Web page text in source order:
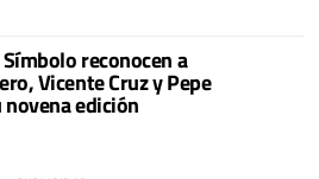
reconocen a
Vicente Cruz y Pepe
novena edición